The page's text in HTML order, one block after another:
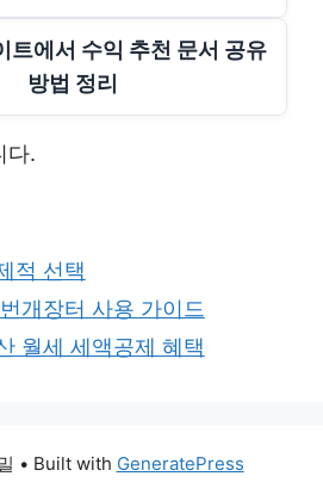
트에서 수익 추천 문서 공유
방법 정리
다.
적 선택
개장터 사용 가이드
월세 세액공제 혜택
• Built with GeneratePress